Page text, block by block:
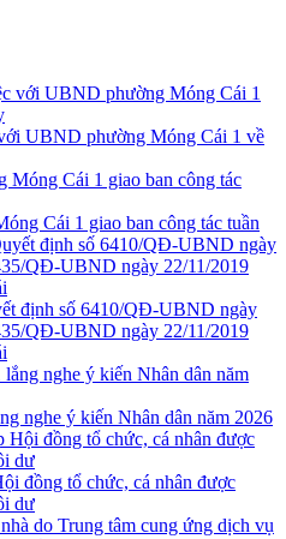
UBND phường Móng Cái 1 về
Cái 1 giao ban công tác tuần
định số 6410/QĐ-UBND ngày
QĐ-UBND ngày 22/11/2019
nghe ý kiến Nhân dân năm 2026
đồng tổ chức, cá nhân được
dư